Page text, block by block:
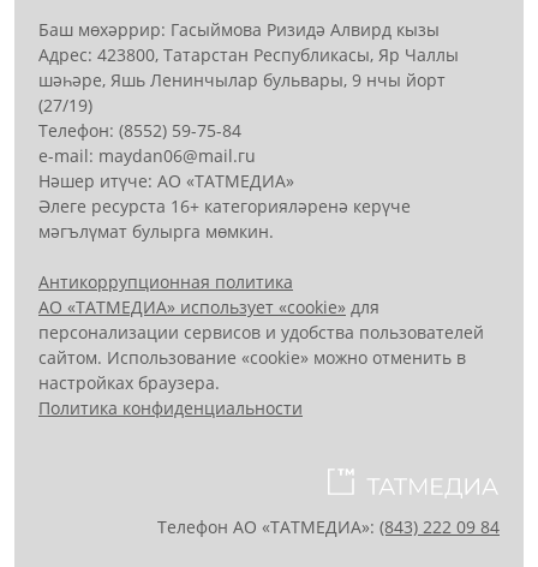
Баш мөхәррир: Гасыймова Ризидә Алвирд кызы
Адрес: 423800, Татарстан Республикасы, Яр Чаллы
шәһәре, Яшь Ленинчылар бульвары, 9 нчы йорт
(27/19)
Телефон: (8552) 59-75-84
е-mail: mауdаn06@mail.гu
Нәшер итүче: АО «ТАТМЕДИА»
Әлеге ресурста 16+ категорияләренә керүче
мәгълүмат булырга мөмкин.
Антикоррупционная политика
АО «ТАТМЕДИА» использует «cookie» для
персонализации сервисов и удобства пользователей
сайтом. Использование «cookie» можно отменить в
настройках браузера.
Политика конфиденциальности
Телефон АО «ТАТМЕДИА»: (843) 222 09 84